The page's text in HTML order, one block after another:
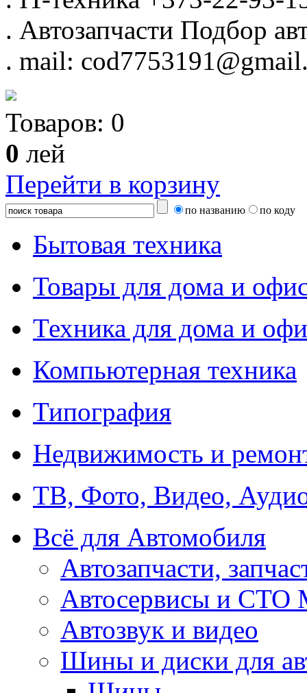
. Автозапчасти Подбор
. mail:
Товаров: 0
0 лей
Перейти в корзину
по названию по коду
Бытовая техника
Товары для дома и
Техника для дома и
Компьютерная техника
Типография
Недвижимость и
ТВ, Фото, Видео,
Всё для Автомобиля
Автозапчасти,
Автосервисы и СТО
Автозвук и видео
Шины и диски для